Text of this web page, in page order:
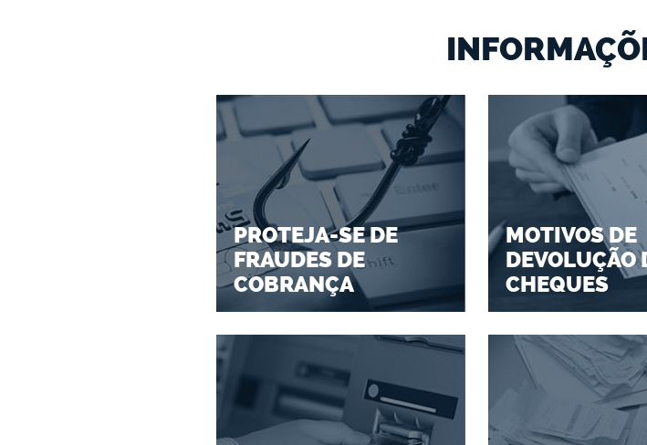
PROTEJA-SE DE
FRAUDES DE
COBRANÇA
MOTIVOS DE
DEVOLUÇÃO
CHEQUES